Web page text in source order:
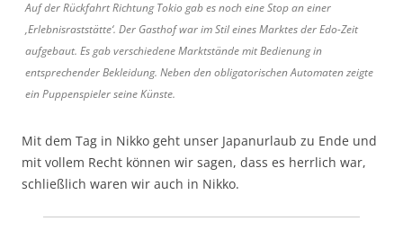
Auf der Rückfahrt Richtung Tokio gab es noch eine Stop an einer
‚Erlebnisraststätte‘. Der Gasthof war im Stil eines Marktes der Edo-Zeit
aufgebaut. Es gab verschiedene Marktstände mit Bedienung in
entsprechender Bekleidung. Neben den obligatorischen Automaten zeigte
ein Puppenspieler seine Künste.
Mit dem Tag in Nikko geht unser Japanurlaub zu Ende und
mit vollem Recht können wir sagen, dass es herrlich war,
schließlich waren wir auch in Nikko.